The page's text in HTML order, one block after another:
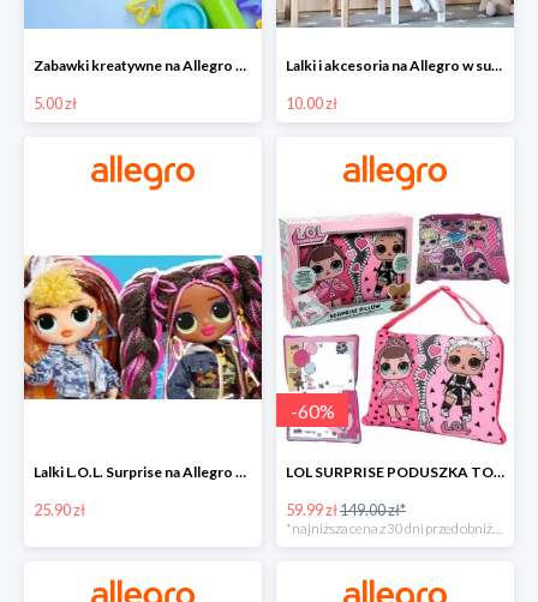
Zabawki kreatywne na Allegro w super cenach od 5 zł
5.00 zł
Lalki i akcesoria na Allegro w super cenach od 10 zł
10.00 zł
Lalki L.O.L. Surprise na Allegro w super cenach od 25,90 zł
25.90 zł
-60%
LOL SURPRISE PODUSZKA TOREBKA SEKRETNY SCHOWEK MP3 -59%
59.99 zł149.00 zł*
*najniższa cena z 30 dni przed obniżką